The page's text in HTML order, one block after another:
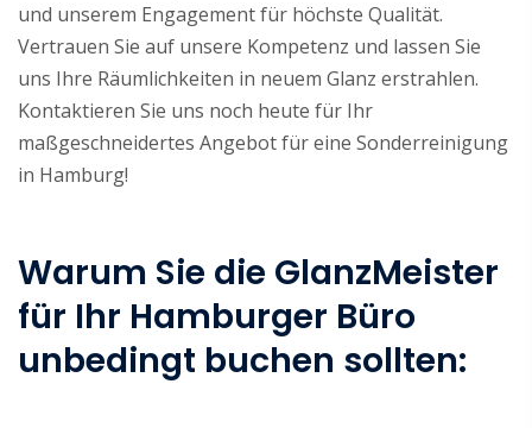
und unserem Engagement für höchste Qualität.
Vertrauen Sie auf unsere Kompetenz und lassen Sie
uns Ihre Räumlichkeiten in neuem Glanz erstrahlen.
Kontaktieren Sie uns noch heute für Ihr
maßgeschneidertes Angebot für eine Sonderreinigung
in Hamburg!
Warum Sie die GlanzMeister
für Ihr Hamburger Büro
unbedingt buchen sollten: